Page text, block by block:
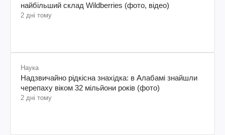
найбільший склад Wildberries (фото, відео)
2 дні тому
Наука
Надзвичайно рідкісна знахідка: в Алабамі знайшли
черепаху віком 32 мільйони років (фото)
2 дні тому